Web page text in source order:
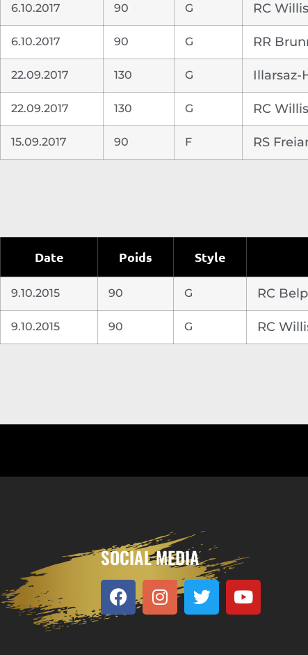
6.10.2017 90 G RC
6.10.2017 90 G RR
22.09.2017 130 G Illarsaz-
22.09.2017 130 G RC
15.09.2017 90 F RS
Date Poids Style
9.10.2015 90 G RC Belp
9.10.2015 90 G RC
SOCIAL MEDIA